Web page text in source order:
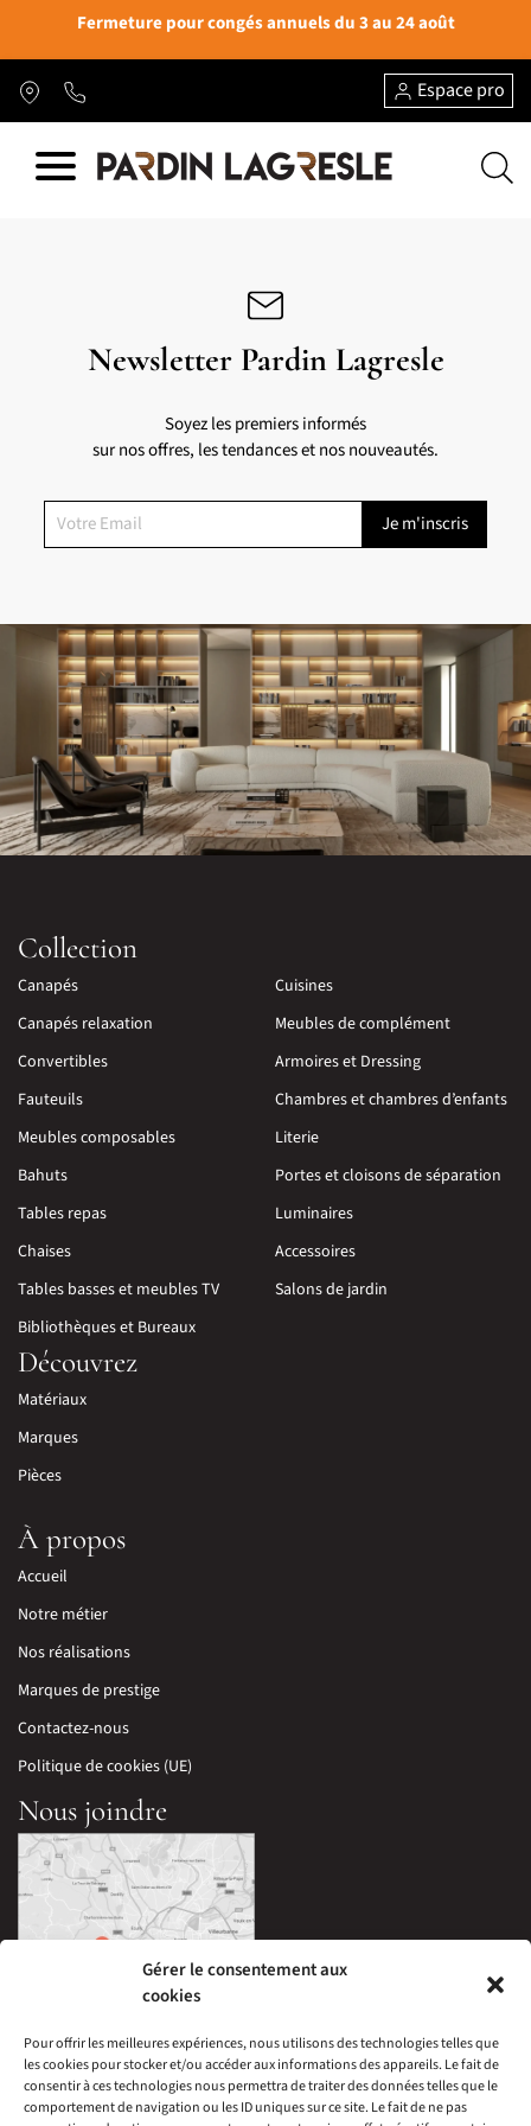
Gérer le consentement aux
cookies
Pour offrir les meilleures expériences, nous utilisons des technologies telles que
les cookies pour stocker et/ou accéder aux informations des appareils. Le fait de
consentir à ces technologies nous permettra de traiter des données telles que le
comportement de navigation ou les ID uniques sur ce site. Le fait de ne pas
Fermeture pour congés annuels du 3 au 24 août
Espace pro
Newsletter Pardin Lagresle
Soyez les premiers informés
sur nos offres, les tendances et nos nouveautés.
Collection
Canapés
Canapés relaxation
Convertibles
Fauteuils
Meubles composables
Bahuts
Tables repas
Chaises
Tables basses et meubles TV
Bibliothèques et Bureaux
Cuisines
Meubles de complément
Armoires et Dressing
Chambres et chambres d’enfants
Literie
Portes et cloisons de séparation
Luminaires
Accessoires
Salons de jardin
Découvrez
Matériaux
Marques
Pièces
À propos
Accueil
Notre métier
Nos réalisations
Marques de prestige
Contactez-nous
Politique de cookies (UE)
Nous joindre
33 Avenue Edouard Millaud,
69290 Craponne, France